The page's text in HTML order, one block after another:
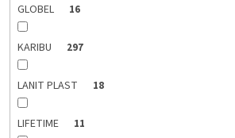
GLOBEL 16
KARIBU 297
LANIT PLAST 18
LIFETIME 11